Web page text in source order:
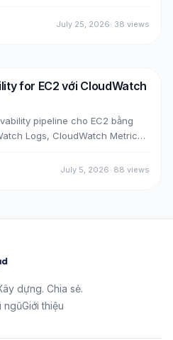
rồi cutover bằng split-
đụng máy cũ. Kèm các case
July 25, 2026· 38 views
for EC2 với CloudWatch
pipeline cho EC2 bằng
Logs, CloudWatch Metrics,
bootstrap agent ngay khi
July 5, 2026· 88 views
dựng. Chia sẻ.
ngũGiới thiệu